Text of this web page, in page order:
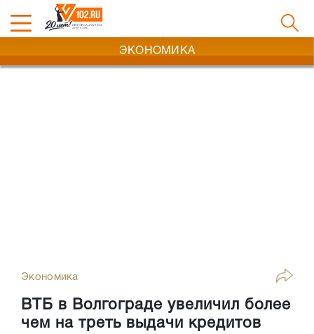
ЭКОНОМИКА
Экономика
ВТБ в Волгограде увеличил более
чем на треть выдачи кредитов